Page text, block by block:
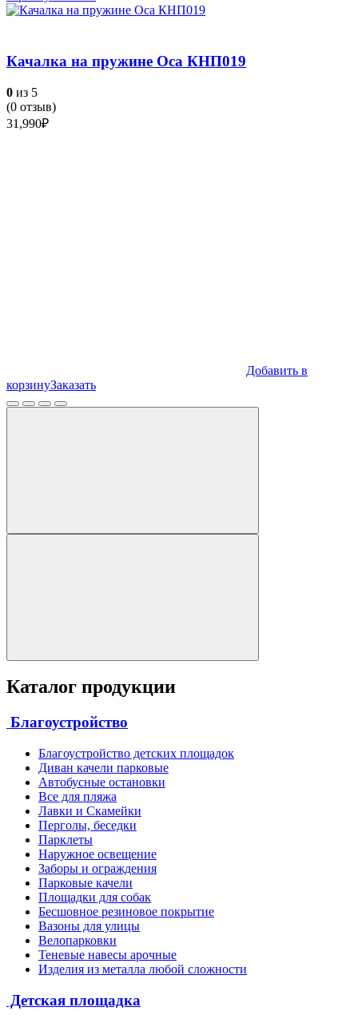
Качалка на пружине Оса КНП019
0 из 5
(0 отзыв)
31,990₽
Добавить в
корзинуЗаказать
Каталог продукции
Благоустройство
Благоустройство детских площадок
Диван качели парковые
Автобусные остановки
Все для пляжа
Лавки и Скамейки
Перголы, беседки
Парклеты
Наружное освещение
Заборы и ограждения
Парковые качели
Площадки для собак
Бесшовное резиновое покрытие
Вазоны для улицы
Велопарковки
Теневые навесы арочные
Изделия из металла любой сложности
Детская площадка